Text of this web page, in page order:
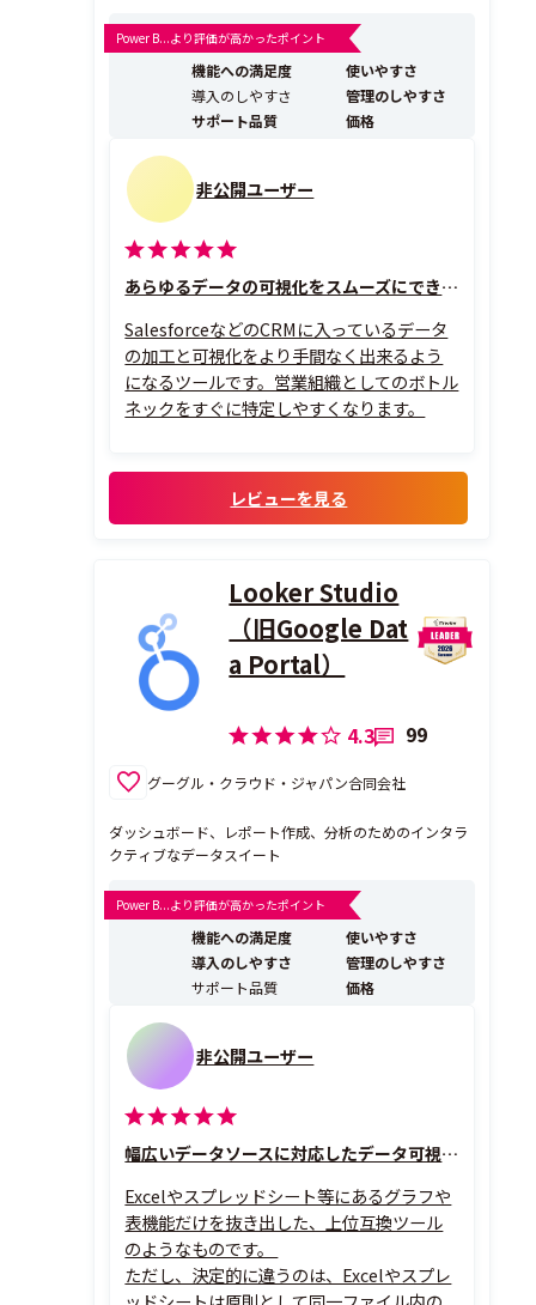
点、ハイパフォーマーの特徴、営業組織に必要な情報を
一つのダッシュボード上で表現します。 【1. リアルタイ
ムで営業のKPI管理】 SFAの実績の...
Power B...より評価が高かったポイント
機能への満足度
使いやすさ
導入のしやすさ
管理のしやすさ
サポート品質
価格
非公開ユーザー
あらゆるデータの可視化をスムーズにできるツール
SalesforceなどのCRMに入っているデータ
の加工と可視化をより手間なく出来るよう
になるツールです。営業組織としてのボトル
ネックをすぐに特定しやすくなります。
レビューを見る
Looker Studio
（旧Google Dat
a Portal）
4.3 99
グーグル・クラウド・ジャパン合同会社
ダッシュボード、レポート作成、分析のためのインタラ
クティブなデータスイート
Power B...より評価が高かったポイント
機能への満足度
使いやすさ
導入のしやすさ
管理のしやすさ
サポート品質
価格
非公開ユーザー
幅広いデータソースに対応したデータ可視化ツール
Excelやスプレッドシート等にあるグラフや
表機能だけを抜き出した、上位互換ツール
のようなものです。
ただし、決定的に違うのは、Excelやスプレ